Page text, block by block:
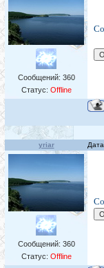
Сообщений: 360
Статус: Offline
yriar
Сообщений: 360
Статус: Offline